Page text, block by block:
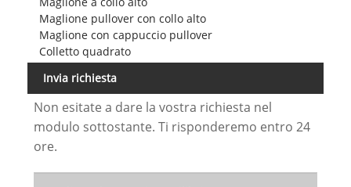
Maglione pullover con collo alto
Maglione con cappuccio pullover
Colletto quadrato
Invia richiesta
Non esitate a dare la vostra richiesta nel
modulo sottostante. Ti risponderemo entro 24
ore.